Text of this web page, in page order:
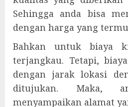
Sehingga anda bisa
dengan harga yang
Bahkan untuk biaya
terjangkau. Tetapi,
dengan jarak lokasi
ditujukan. Maka,
menyampaikan alamat